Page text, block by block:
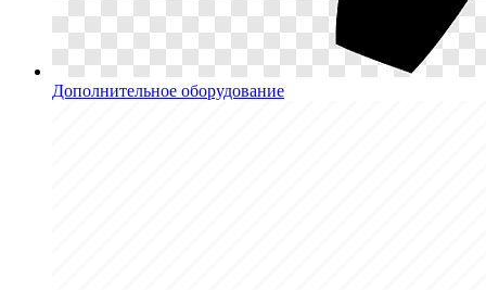
Дополнительное оборудование